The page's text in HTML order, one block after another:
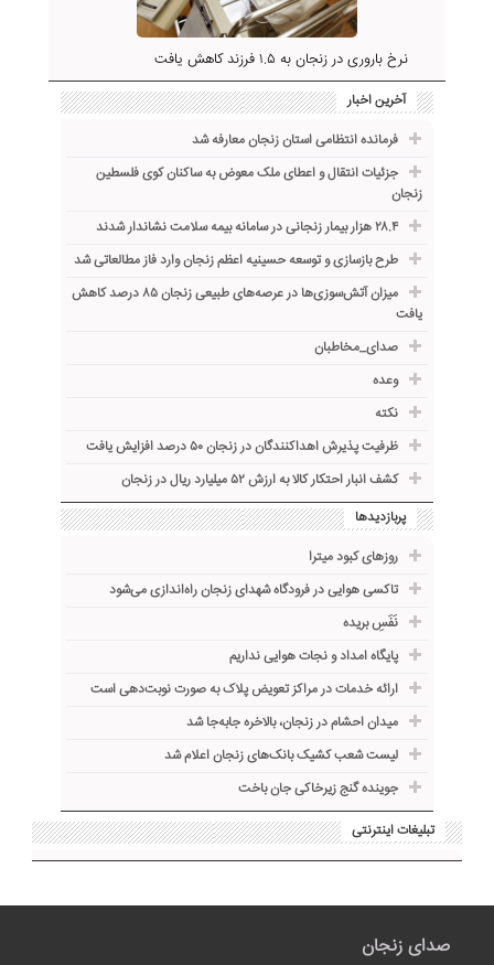
نرخ باروری در زنجان به ۱.۵ فرزند کاهش یافت
آخرین اخبار
فرمانده انتظامی استان زنجان معارفه شد
جزئیات انتقال و اعطای ملک معوض به ساکنان کوی فلسطین
زنجان
۲۸.۴ هزار بیمار زنجانی در سامانه بیمه سلامت نشاندار شدند
طرح بازسازی و توسعه حسینیه اعظم زنجان وارد فاز مطالعاتی شد
میزان آتش‌سوزی‌ها در عرصه‌های طبیعی زنجان ۸۵ درصد کاهش
یافت
صدای_مخاطبان
وعده
نکته
ظرفیت پذیرش اهداکنندگان در زنجان ۵۰ درصد افزایش یافت
کشف انبار احتکار کالا به ارزش ۵۲ میلیارد ریال در زنجان
پربازدیدها
روزهای کبود میترا
تاکسی هوایی در فرودگاه شهدای زنجان راه‌اندازی می‌شود
نَفَسِ بریده
پایگاه امداد و نجات هوایی نداریم
ارائه خدمات در مراکز تعویض پلاک به صورت نوبت‌دهی است
میدان احشام در زنجان، بالاخره جا‌به‌جا شد
لیست شعب کشیک بانک‌های زنجان اعلام شد
جوینده گنج زیرخاکی جان باخت
تبلیغات اینترنتی
صدای زنجان